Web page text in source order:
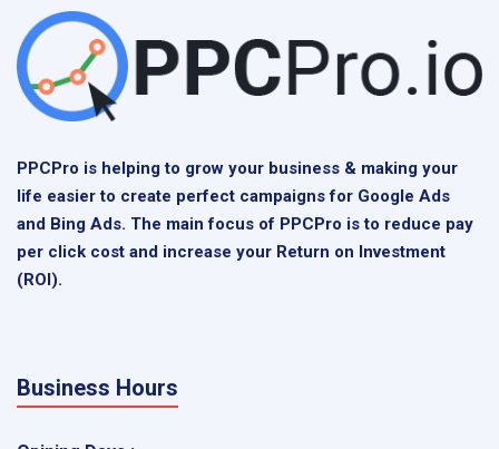
PPCPro is helping to grow your business & making your
life easier to create perfect campaigns for Google Ads
and Bing Ads. The main focus of PPCPro is to reduce pay
per click cost and increase your Return on Investment
(ROI).
Business Hours